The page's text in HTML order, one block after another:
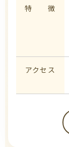
特 徴
アクセス